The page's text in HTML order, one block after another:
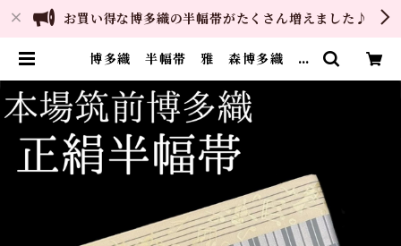
お買い得な博多織の半幅帯がたくさん増えました♪
博多織 半幅帯 雅 森博多織 正
日本製 和装 小袋帯 半巾帯 |
ご縁や 着物・帯・和装小物 呉服
問屋 直販サイト